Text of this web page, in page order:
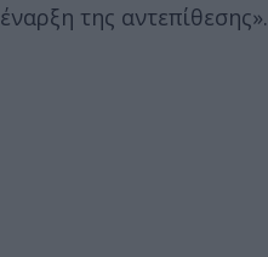
έναρξη της αντεπίθεσης».